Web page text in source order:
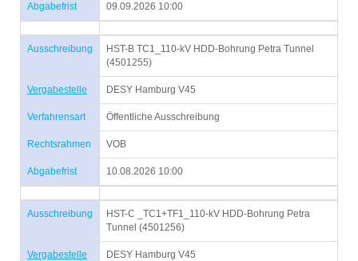
Abgabefrist 09.09.2026 10:00
Ausschreibung
HST-B TC1_110-kV HDD-Bohrung Petra Tunnel
(4501255)
Vergabestelle DESY Hamburg V45
Verfahrensart Öffentliche Ausschreibung
Rechtsrahmen VOB
Abgabefrist 10.08.2026 10:00
Ausschreibung
HST-C _TC1+TF1_110-kV HDD-Bohrung Petra
Tunnel (4501256)
Vergabestelle DESY Hamburg V45